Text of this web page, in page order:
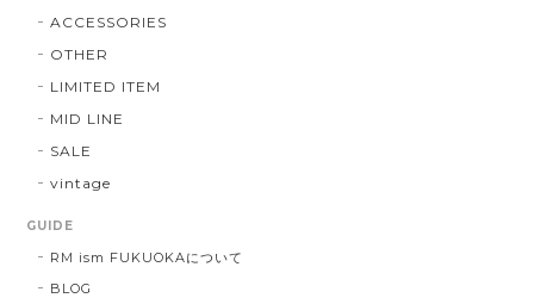
ACCESSORIES
OTHER
LIMITED ITEM
MID LINE
SALE
vintage
GUIDE
RM ism FUKUOKAについて
BLOG